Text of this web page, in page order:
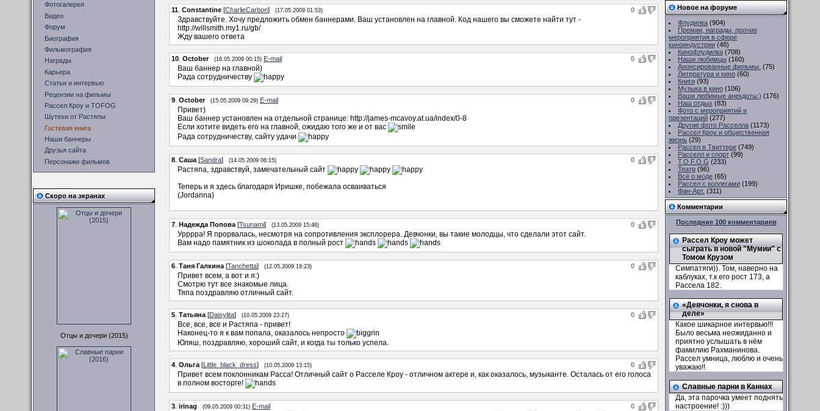
Фотогалерея
Видео
Форум
Биография
Фильмография
Награды
Карьера
Статьи и интервью
Рецензии на фильмы
Рассел Кроу и TOFOG
Шутехи от Растяпы
Гостевая книга
Наши баннеры
Друзья сайта
Персонажи фильмов
Скоро на экранах
Отцы и дочери (2015)
0
11 Constantine [CharlieCarbon] (17.05.2009 01:53)
Здравствуйте. Хочу предложить обмен баннерами. Ваш установлен на главной. Код нашего вы сможете найти тут -
http://willsmith.my1.ru/gb/
Жду вашего ответа
0
10 October (16.05.2009 00:15) E-mail
Ваш баннер на главной)
Рада сотрудничеству
0
9 October (15.05.2009 09:29) E-mail
Привет)
Ваш баннер установлен на отдельной странице: http://james-mcavoy.at.ua/index/0-8
Если хотите видеть его на главной, ожидаю того же и от вас
Рада сотрудничеству, сайту удачи
0
8 Саша [Sandra] (14.05.2009 06:15)
Растяпа, здравствуй, замечательный сайт
Теперь и я здесь благодаря Иришке, побежала осваиваться
(Jordanna)
0
7 Надежда Попова [Tsunami] (13.05.2009 15:46)
Урррра! Я прорвалась, несмотря на сопротивления эксплорера. Девчонки, вы такие молодцы, что сделали этот сайт.
Вам надо памятник из шоколада в полный рост
0
6 Таня Галкина [Tanchetta] (12.05.2009 19:23)
Привет всем, а вот и я:)
Смотрю тут все знакомые лица.
Тяпа поздравляю отличный сайт.
0
5 Татьяна [Daisylita] (10.05.2009 23:27)
Все, все, все и Растяпа - привет!
Наконец-то я к вам попала, оказалось непросто
Юляш, поздравляю, хороший сайт, и когда ты только успела.
0
4 Ольга [Little_black_dress] (10.05.2009 13:15)
Привет всем поклонникам Расса! Отличный сайт о Расселе Кроу - отличном актере и, как оказалось, музыканте. Осталась от его голоса
в полном восторге!
0
3 irinag (09.05.2009 00:31) E-mail
Новое на форуме
Флудилка (904)
Премии, награды, прочие
мероприятия в сфере
киноиндустрии (48)
Кинофлудилка (708)
Наши любимцы (160)
Анонсированные фильмы. (75)
Литература и кино (60)
Книги (93)
Музыка в кино (106)
Ваши любимые анекдоты:) (176)
Наш отдых (83)
Фото с мероприятий и
презентаций (277)
Другие фото Расселла (1173)
Рассел Кроу и общественная
жизнь (29)
Рассел в Твиттере (749)
Расселл и спорт (99)
T.O.F.O.G (233)
Театр (96)
Всё о моде (65)
Рассел с коллегами (199)
Фан-Арт. (311)
Комментарии
Последние 100 комментариев
Рассел Кроу может
сыграть в новой "Мумии" с
Томом Крузом
Симпатяги)). Том, наверно на
каблуках, т.к его рост 173, а
Рассела 182.
«Девчонки, я снова в
деле»
Какое шикарное интервью!!!
Было весьма неожиданно и
приятно услышать в нём
фамилию Рахманинова.
Рассел умница, люблю и очень
уважаю!!
Славные парни в Каннах
Да, эта парочка умеет поднять
настроение! :)))